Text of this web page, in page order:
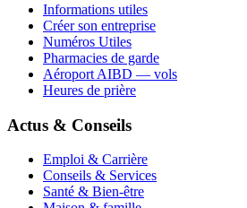
Informations utiles
Créer son entreprise
Numéros Utiles
Pharmacies de garde
Aéroport AIBD — vols
Heures de prière
Actus & Conseils
Emploi & Carrière
Conseils & Services
Santé & Bien-être